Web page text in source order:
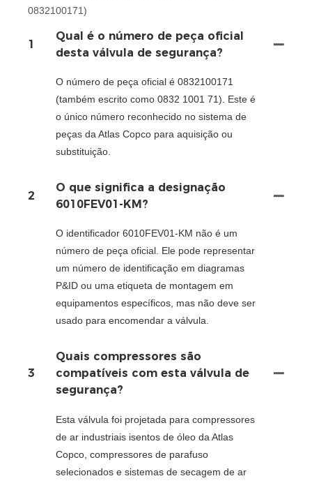
0832100171)
1
Qual é o número de peça oficial
desta válvula de segurança?
O número de peça oficial é 0832100171
(também escrito como 0832 1001 71). Este é
o único número reconhecido no sistema de
peças da Atlas Copco para aquisição ou
substituição.
2
O que significa a designação
6010FEV01-KM?
O identificador 6010FEV01-KM não é um
número de peça oficial. Ele pode representar
um número de identificação em diagramas
P&ID ou uma etiqueta de montagem em
equipamentos específicos, mas não deve ser
usado para encomendar a válvula.
3
Quais compressores são
compatíveis com esta válvula de
segurança?
Esta válvula foi projetada para compressores
de ar industriais isentos de óleo da Atlas
Copco, compressores de parafuso
selecionados e sistemas de secagem de ar